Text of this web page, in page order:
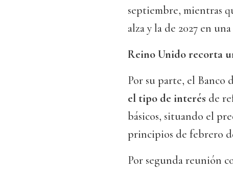
septiembre, mientras
alza y la de 2027 en
Reino Unido recorta
Por su parte, el Banco
el tipo de interés de
básicos, situando el
principios de febrero
Por segunda reunión